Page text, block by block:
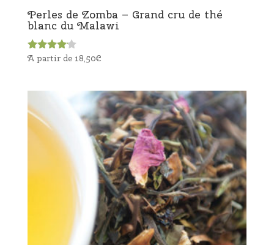
Perles de Zomba – Grand cru de thé
blanc du Malawi
Note
A partir de 18,50€